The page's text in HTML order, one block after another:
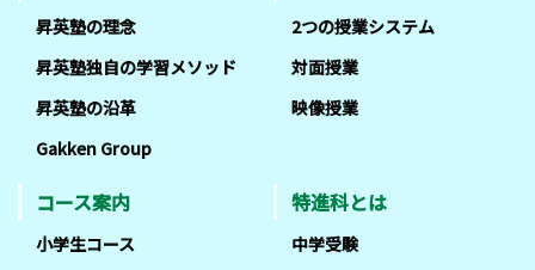
昇英塾の理念
昇英塾独自の学習メソッド
昇英塾の沿革
Gakken Group
2つの授業システム
対面授業
映像授業
コース案内
小学生コース
特進科とは
中学受験